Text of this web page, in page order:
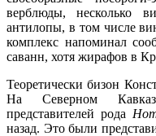
верблюды, несколько
антилопы, в том числе
комплекс напоминал
саванн, хотя жирафов в
Теоретически бизон
На Северном
представителей рода
назад. Это были